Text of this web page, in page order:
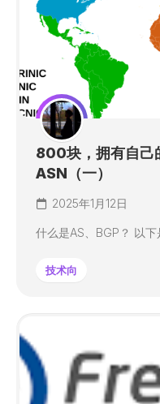
800块，拥有自己
ASN（一）
2025年1月12日
什么是AS、BGP？ 以
技术向